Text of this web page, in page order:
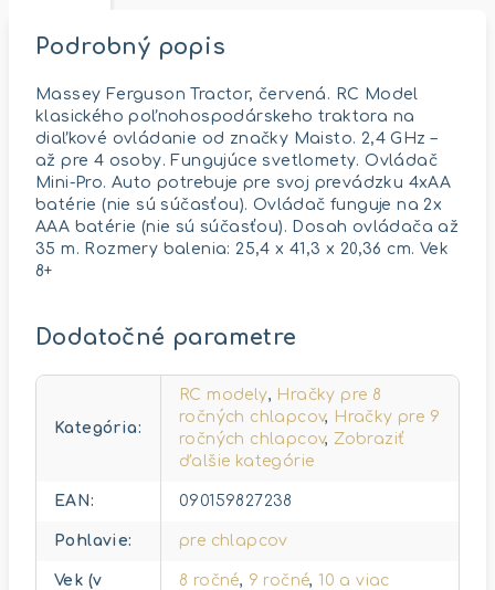
Podrobný popis
Massey Ferguson Tractor, červená. RC Model
klasického poľnohospodárskeho traktora na
diaľkové ovládanie od značky Maisto. 2,4 GHz –
až pre 4 osoby. Fungujúce svetlomety. Ovládač
Mini-Pro. Auto potrebuje pre svoj prevádzku 4xAA
batérie (nie sú súčasťou). Ovládač funguje na 2x
AAA batérie (nie sú súčasťou). Dosah ovládača až
35 m. Rozmery balenia: 25,4 x 41,3 x 20,36 cm. Vek
8+
Dodatočné parametre
Kategória:
RC modely, Hračky pre 8
ročných chlapcov, Hračky pre 9
ročných chlapcov, Zobraziť
ďalšie kategórie
EAN: 090159827238
Pohlavie: pre chlapcov
Vek (v
8 ročné, 9 ročné,10 a viac